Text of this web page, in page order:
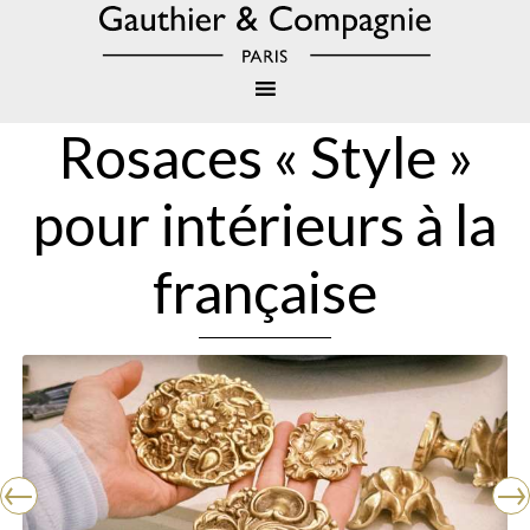
Rosaces « Style »
pour intérieurs à la
française